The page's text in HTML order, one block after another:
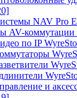
NAV Pro
AV-коммутации
по IP
и